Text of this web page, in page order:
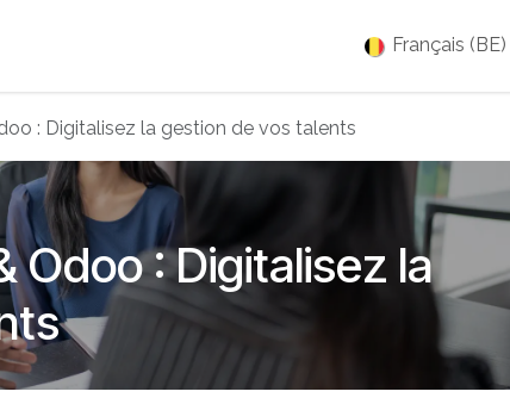
Français (BE)
: Digitalisez la gestion de vos talents
Odoo : Digitalisez la